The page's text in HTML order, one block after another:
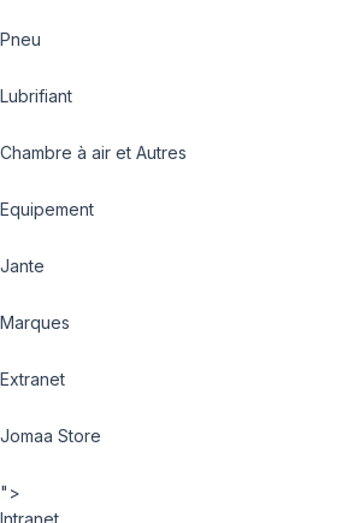
Pneu
Lubrifiant
Chambre à air et Autres
Equipement
Jante
Marques
Extranet
Jomaa Store
">
Intranet